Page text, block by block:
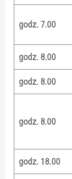
godz. 7.00
godz. 8.00
godz. 8.00
godz. 8.00
godz. 18.00